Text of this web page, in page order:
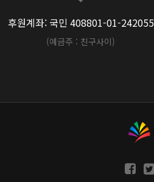
후원계좌: 국민 408801-01-242055
(예금주 : 친구사이)